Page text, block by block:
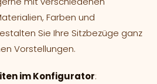
Farben und
Sie Ihre Sitzbezüge ganz
Vorstellungen.
im Konfigurator: